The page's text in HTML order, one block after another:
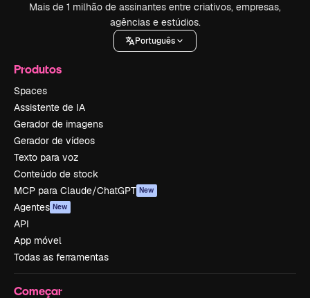
Mais de 1 milhão de assinantes entre criativos, empresas,
agências e estúdios.
Português
Produtos
Spaces
Assistente de IA
Gerador de imagens
Gerador de vídeos
Texto para voz
Conteúdo de stock
MCP para Claude/ChatGPT New
Agentes New
API
App móvel
Todas as ferramentas
Começar